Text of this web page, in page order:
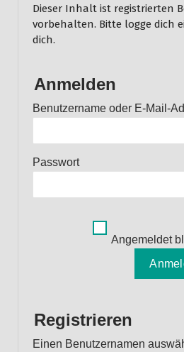
Dieser Inhalt ist registrierten
vorbehalten. Bitte logge dich
dich.
Anmelden
Benutzername oder E-Mail-
Passwort
Angemeldet
Registrieren
Einen Benutzernamen